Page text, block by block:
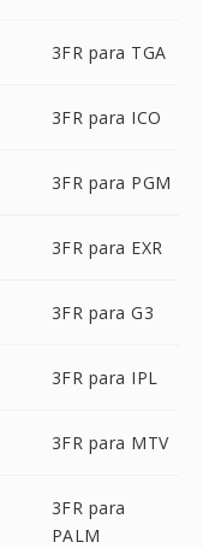
3FR para TGA
3FR para ICO
3FR para PGM
3FR para EXR
3FR para G3
3FR para IPL
3FR para MTV
3FR para
PALM